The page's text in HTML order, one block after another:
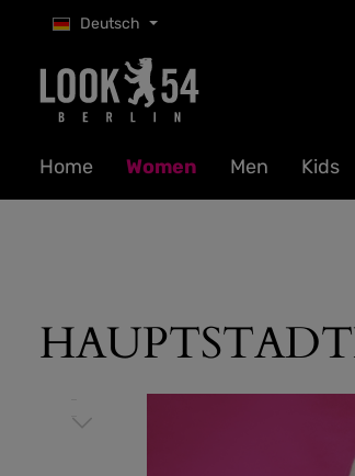
Hauptinhalt springen
Zur Suche springen
Zur Hauptnavigation springen
Deutsch
Home Women Men Kids